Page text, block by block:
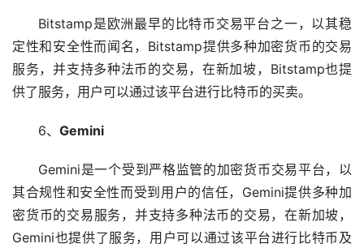
Bitstamp是欧洲最早的比特币交易平台之一，以其稳
定性和安全性而闻名，Bitstamp提供多种加密货币的交易
服务，并支持多种法币的交易，在新加坡，Bitstamp也提
供了服务，用户可以通过该平台进行比特币的买卖。
6、 Gemini
Gemini是一个受到严格监管的加密货币交易平台，以
其合规性和安全性而受到用户的信任，Gemini提供多种加
密货币的交易服务，并支持多种法币的交易，在新加坡，
Gemini也提供了服务，用户可以通过该平台进行比特币及